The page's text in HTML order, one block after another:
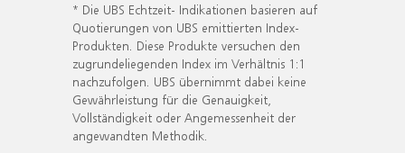
* Die UBS Echtzeit- Indikationen basieren auf
Quotierungen von UBS emittierten Index-
Produkten. Diese Produkte versuchen den
zugrundeliegenden Index im Verhältnis 1:1
nachzufolgen. UBS übernimmt dabei keine
Gewährleistung für die Genauigkeit,
Vollständigkeit oder Angemessenheit der
angewandten Methodik.